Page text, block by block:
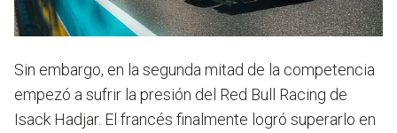
Sin embargo, en la segunda mitad de la competencia
empezó a sufrir la presión del Red Bull Racing de
Isack Hadjar. El francés finalmente logró superarlo en